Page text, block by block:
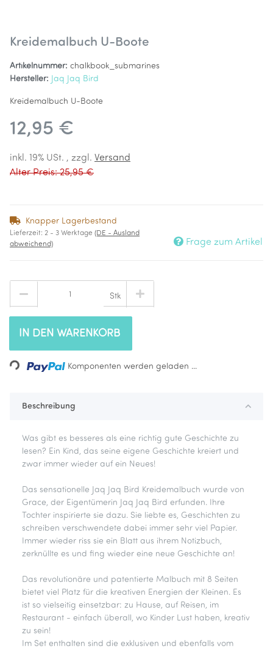
Kreidemalbuch U-Boote
Artikelnummer: chalkbook_submarines
Hersteller: Jaq Jaq Bird
Kreidemalbuch U-Boote
12,95 €
inkl. 19% USt. , zzgl. Versand
Alter Preis: 25,95 €
Knapper Lagerbestand
Lieferzeit: 2 - 3 Werktage (DE - Ausland
abweichend)
Frage zum Artikel
Stk
IN DEN WARENKORB
Loading... Komponenten werden geladen ...
Beschreibung
Was gibt es besseres als eine richtig gute Geschichte zu
lesen? Ein Kind, das seine eigene Geschichte kreiert und
zwar immer wieder auf ein Neues!
Das sensationelle Jaq Jaq Bird Kreidemalbuch wurde von
Grace, der Eigentümerin Jaq Jaq Bird erfunden. Ihre
Tochter inspirierte sie dazu. Sie liebte es, Geschichten zu
schreiben verschwendete dabei immer sehr viel Papier.
Immer wieder riss sie ein Blatt aus ihrem Notizbuch,
zerknüllte es und fing wieder eine neue Geschichte an!
Das revolutionäre und patentierte Malbuch mit 8 Seiten
bietet viel Platz für die kreativen Energien der Kleinen. Es
ist so vielseitig einsetzbar: zu Hause, auf Reisen, im
Restaurant - einfach überall, wo Kinder Lust haben, kreativ
zu sein!
Im Set enthalten sind die exklusiven und ebenfalls vom